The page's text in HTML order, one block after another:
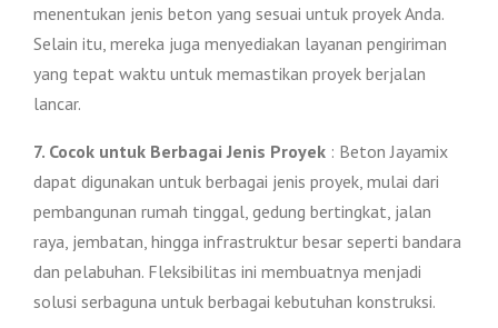
menentukan jenis beton yang sesuai untuk proyek Anda.
Selain itu, mereka juga menyediakan layanan pengiriman
yang tepat waktu untuk memastikan proyek berjalan
lancar.
7. Cocok untuk Berbagai Jenis Proyek : Beton Jayamix
dapat digunakan untuk berbagai jenis proyek, mulai dari
pembangunan rumah tinggal, gedung bertingkat, jalan
raya, jembatan, hingga infrastruktur besar seperti bandara
dan pelabuhan. Fleksibilitas ini membuatnya menjadi
solusi serbaguna untuk berbagai kebutuhan konstruksi.